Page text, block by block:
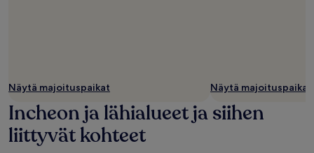
Näytä majoituspaikat Näytä majoituspaikat
Incheon ja lähialueet ja siihen
liittyvät kohteet